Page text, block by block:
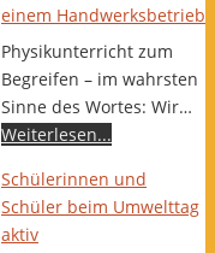
einem Handwerksbetrieb
Physikunterricht zum
Begreifen – im wahrsten
Sinne des Wortes: Wir…
Weiterlesen...
Schülerinnen und
Schüler beim Umwelttag
aktiv